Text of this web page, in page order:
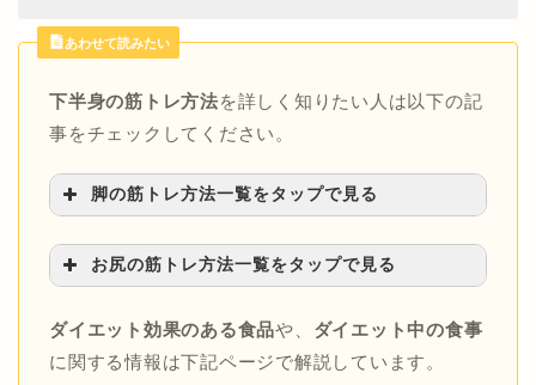
あわせて読みたい
下半身の筋トレ方法を詳しく知りたい人は以下の記
事をチェックしてください。
脚の筋トレ方法一覧をタップで見る
【脚やせ方法】
>>ジムでできる脚痩せトレーニング方法を紹
>>寝る前の10分でできる簡単な脚痩せ（太も
>>寝ながら脚痩せトレーニングのやり方！
お尻の筋トレ方法一覧をタップで見る
>>スクワットはヒップアップ効果なし？体験
者の口コミや正しい方法
>>40代からでもヒップアップできる！超カン
ダイエット効果のある食品や、 ダイエット中の食事
に関する情報は下記ページで解説しています。